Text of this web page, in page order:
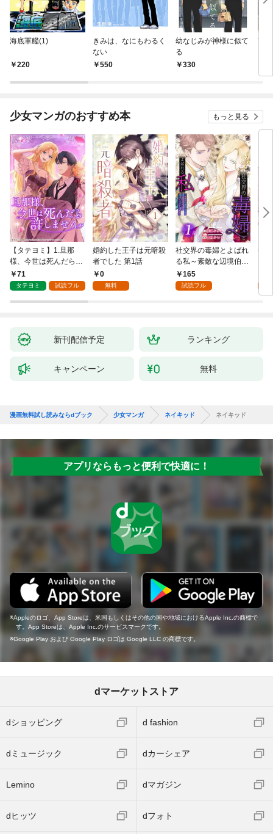
海底軍艦(1)
220
きみは、なにもわるく
ない
550
幼なじみが神様に似て
る
330
市
少女マンガのおすすめ本 もっと見る
【タテヨミ】1.旦那
様、今世は死んだら許
しません
71
タテヨミ 試読フル
婚約した王子は元暗殺
者でした 第1話
0
無料
社交界の毒婦とよばれ
る私～素敵な辺境伯令
息に腕を折られたの
で、責任とってもらい
165
試読フル
視
新刊配信予定 ランキング
キャンペーン 無料
漫画無料試し読みならdブック 少女マンガ ネイキッド ネイキッド
アプリならもっと便利で快適に！
Appleのロゴ、App Storeは、米国もしくはその他の国や地域におけるApple Inc.の商標で
す。App Storeは、Apple Inc.のサービスマークです。
Google Play および Google Play ロゴは Google LLC の商標です。
dマーケットストア
dショッピング d fashion
dミュージック dカーシェア
Lemino dマガジン
dヒッツ dフォト